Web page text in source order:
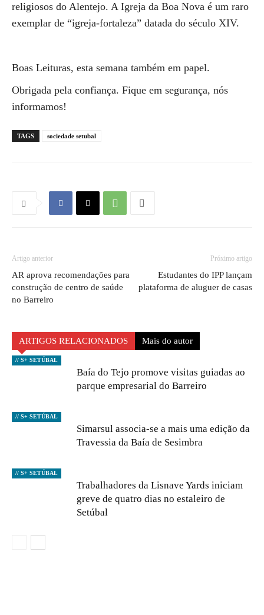
religiosos do Alentejo. A Igreja da Boa Nova é um raro
exemplar de “igreja-fortaleza” datada do século XIV.
Boas Leituras, esta semana também em papel.
Obrigada pela confiança. Fique em segurança, nós
informamos!
TAGS sociedade setubal
Artigo anterior
AR aprova recomendações para
construção de centro de saúde
no Barreiro
Próximo artigo
Estudantes do IPP lançam
plataforma de aluguer de casas
ARTIGOS RELACIONADOS Mais do autor
// S+ SETÚBAL
Baía do Tejo promove visitas guiadas ao
parque empresarial do Barreiro
// S+ SETÚBAL
Simarsul associa-se a mais uma edição da
Travessia da Baía de Sesimbra
// S+ SETÚBAL
Trabalhadores da Lisnave Yards iniciam
greve de quatro dias no estaleiro de
Setúbal